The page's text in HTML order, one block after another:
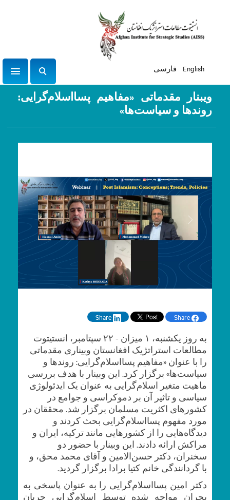
English فارسی
ج
س
ت
و
ویبنار مقدماتی «مفاهیم پسااسلام‌گرایی:
روندها و سیاست‌ها»
Previous Next
Share
Share
به روز یکشنبه، ۱ میزان - ۲۲ سپتامبر، انستیتوت
مطالعات استراتژیک افغانستان وبیناری مقدماتی
را با عنوان «مفاهیم پسااسلام‌گرایی: روندها و
سیاست‌ها» برگزار کرد. این وبینار با هدف بررسی
ماهیت متغیر اسلام‌گرایی به عنوان یک ایدئولوژی
سیاسی و تاثیر آن بر دموکراسی و جوامع در
کشورهای اکثریت مسلمان برگزار شد. محققان در
مورد مفهوم پسااسلام‌گرایی بحث کردند و
دیدگاه‌هایی را از کشورهایی مانند ترکیه، ایران و
مراکش ارائه دادند. این وبینار با حضور دو
سخنران، دکتر حسن‌الامین و آقای محمد محق، و
با گردانندگی خانم کتیا برادا برگزار گردید.
دکتر امین پسااسلام‌گرایی را به عنوان پاسخی به
بحران مواجه شده توسط اسلام‌گرایی جریان